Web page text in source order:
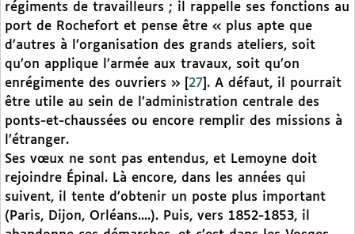
régiments de travailleurs ; il rappelle ses fonctions au
port de Rochefort et pense être « plus apte que
d’autres à l’organisation des grands ateliers, soit
qu’on applique l’armée aux travaux, soit qu’on
enrégimente des ouvriers »
27 . A défaut, il pourrait
être utile au sein de l’administration centrale des
ponts-et-chaussées ou encore remplir des missions à
l’étranger.
Ses vœux ne sont pas entendus, et Lemoyne doit
rejoindre Épinal. Là encore, dans les années qui
suivent, il tente d’obtenir un poste plus important
(Paris, Dijon, Orléans....). Puis, vers 1852-1853, il